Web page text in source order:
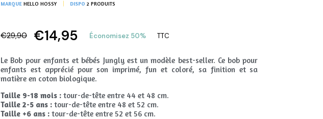
MARQUE HELLO HOSSY DISPO 2 PRODUITS
€29,90 €14,95 Économisez 50% TTC
Le Bob pour enfants et bébés Jungly est un modèle best-seller. Ce bob pour
enfants est apprécié pour son imprimé, fun et coloré, sa finition et sa
matière en coton biologique.
Taille 9-18 mois : tour-de-tête entre 44 et 48 cm.
Taille 2-5 ans : tour-de-tête entre 48 et 52 cm.
Taille +6 ans : tour-de-tête entre 52 et 56 cm.